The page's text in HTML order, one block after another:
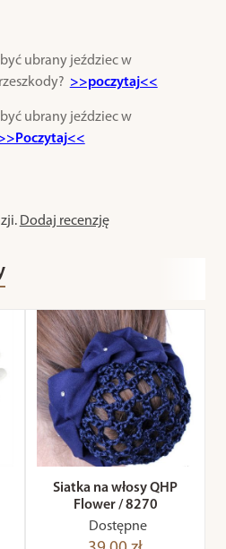
ubrany jeździec w
>>poczytaj<<
ubrany jeździec w
Dodaj recenzję
Siatka na włosy QHP
Flower / 8270
Dostępne